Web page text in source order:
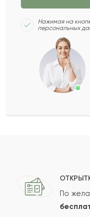
Ангелина
Ваш e-mail
Нажимая на
персональных
По